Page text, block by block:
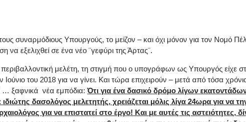
συναρμόδιους Υπουργούς, το μείζον – και όχι μόνον για τον Νομό
εξελιχθεί σε ένα νέο ¨γεφύρι της Άρτας¨.
μελέτη, τη στιγμή που ο υπογράφων ως Υπουργός είχε
του 2018 για να γίνει. Και τώρα επιχειρούν – μετά από τόσα
… ξαφνικά νέα εμπόδια:Ότι για ένα δασικό δρόμο λίγων
δασολόγος μελετητής, χρειάζεται μόλις λίγα 24ωρα για να
για να επιστατεί στο έργο! Και με αυτές τις αστειότητες,